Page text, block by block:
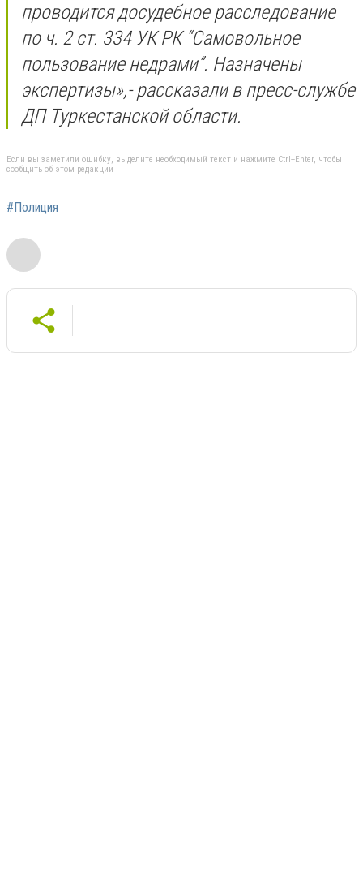
проводится досудебное расследование
по ч. 2 ст. 334 УК РК “Самовольное
пользование недрами”. Назначены
экспертизы»,- рассказали в пресс-службе
ДП Туркестанской области.
Если вы заметили ошибку, выделите необходимый текст и нажмите Ctrl+Enter, чтобы
сообщить об этом редакции
#Полиция